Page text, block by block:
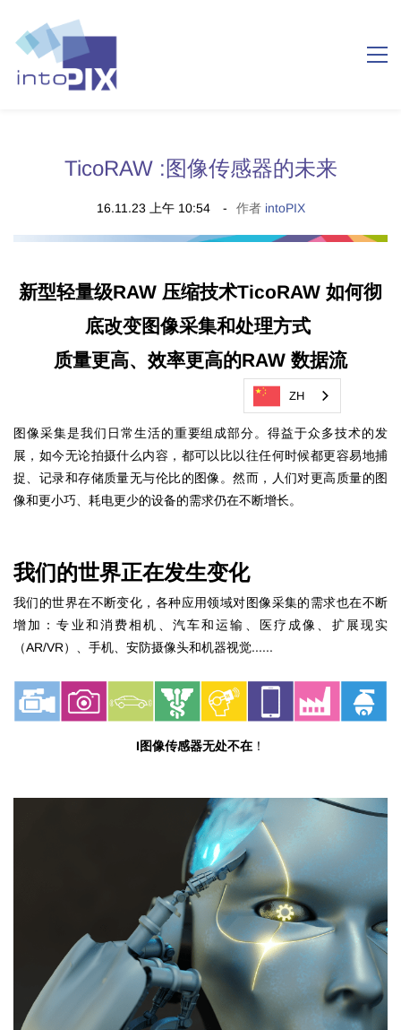
TicoRAW :图像传感器的未来
16.11.23 上午 10:54 作者 intoPIX
新型轻量级RAW 压缩技术TicoRAW 如何彻
底改变图像采集和处理方式
质量更高、效率更高的RAW 数据流
图像采集是我们日常生活的重要组成部分。得益于众多技术的发
展，如今无论拍摄什么内容，都可以比以往任何时候都更容易地捕
捉、记录和存储质量无与伦比的图像。然而，人们对更高质量的图
像和更小巧、耗电更少的设备的需求仍在不断增长。
我们的世界正在发生变化
我们的世界在不断变化，各种应用领域对图像采集的需求也在不断
增加：专业和消费相机、汽车和运输、医疗成像、扩展现实
（AR/VR）、手机、安防摄像头和机器视觉......
I图像传感器无处不在 ！
ZH